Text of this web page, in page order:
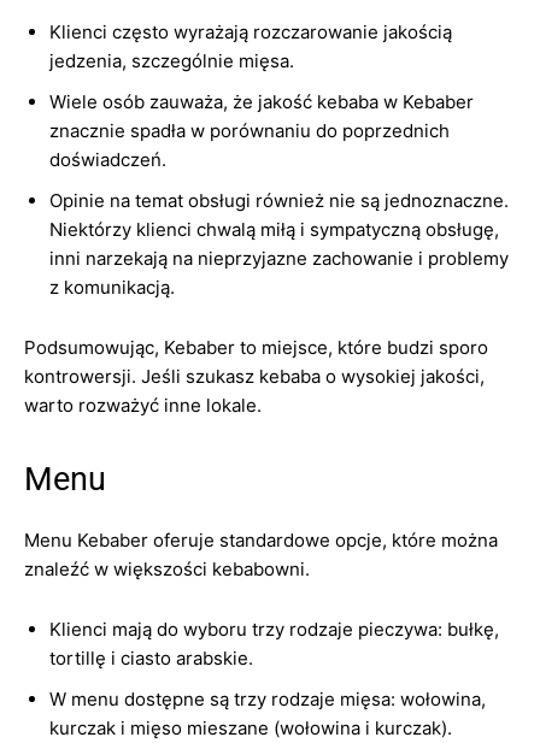
Klienci często wyrażają rozczarowanie jakością
jedzenia, szczególnie mięsa.
Wiele osób zauważa, że jakość kebaba w Kebaber
znacznie spadła w porównaniu do poprzednich
doświadczeń.
Opinie na temat obsługi również nie są jednoznaczne.
Niektórzy klienci chwalą miłą i sympatyczną obsługę,
inni narzekają na nieprzyjazne zachowanie i problemy
z komunikacją.
Podsumowując, Kebaber to miejsce, które budzi sporo
kontrowersji. Jeśli szukasz kebaba o wysokiej jakości,
warto rozważyć inne lokale.
Menu
Menu Kebaber oferuje standardowe opcje, które można
znaleźć w większości kebabowni.
Klienci mają do wyboru trzy rodzaje pieczywa: bułkę,
tortillę i ciasto arabskie.
W menu dostępne są trzy rodzaje mięsa: wołowina,
kurczak i mięso mieszane (wołowina i kurczak).